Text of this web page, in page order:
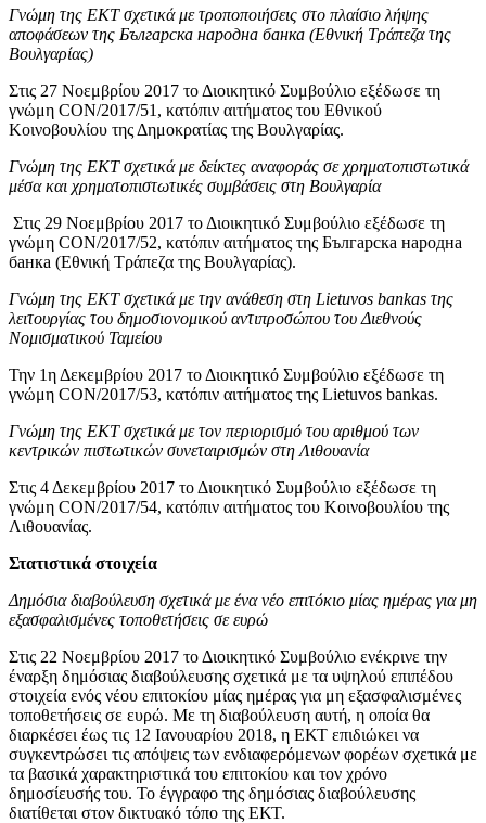
Γνώμη της ΕΚΤ σχετικά με τροποποιήσεις στο πλαίσιο λήψης
αποφάσεων της Българска народна банка (Εθνική Τράπεζα της
Βουλγαρίας)
Στις 27 Νοεμβρίου 2017 το Διοικητικό Συμβούλιο εξέδωσε τη
γνώμη CON/2017/51, κατόπιν αιτήματος του Εθνικού
Κοινοβουλίου της Δημοκρατίας της Βουλγαρίας.
Γνώμη της ΕΚΤ σχετικά με δείκτες αναφοράς σε χρηματοπιστωτικά
μέσα και χρηματοπιστωτικές συμβάσεις στη Βουλγαρία
Στις 29 Νοεμβρίου 2017 το Διοικητικό Συμβούλιο εξέδωσε τη
γνώμη CON/2017/52, κατόπιν αιτήματος της Българска народна
банка (Εθνική Τράπεζα της Βουλγαρίας).
Γνώμη της ΕΚΤ σχετικά με την ανάθεση στη Lietuvos bankas της
λειτουργίας του δημοσιονομικού αντιπροσώπου του Διεθνούς
Νομισματικού Ταμείου
Την 1η Δεκεμβρίου 2017 το Διοικητικό Συμβούλιο εξέδωσε τη
γνώμη CON/2017/53, κατόπιν αιτήματος της Lietuvos bankas.
Γνώμη της ΕΚΤ σχετικά με τον περιορισμό του αριθμού των
κεντρικών πιστωτικών συνεταιρισμών στη Λιθουανία
Στις 4 Δεκεμβρίου 2017 το Διοικητικό Συμβούλιο εξέδωσε τη
γνώμη CON/2017/54, κατόπιν αιτήματος του Κοινοβουλίου της
Λιθουανίας.
Στατιστικά στοιχεία
Δημόσια διαβούλευση σχετικά με ένα νέο επιτόκιο μίας ημέρας για μη
εξασφαλισμένες τοποθετήσεις σε ευρώ
Στις 22 Νοεμβρίου 2017 το Διοικητικό Συμβούλιο ενέκρινε την
έναρξη δημόσιας διαβούλευσης σχετικά με τα υψηλού επιπέδου
στοιχεία ενός νέου επιτοκίου μίας ημέρας για μη εξασφαλισμένες
τοποθετήσεις σε ευρώ. Με τη διαβούλευση αυτή, η οποία θα
διαρκέσει έως τις 12 Ιανουαρίου 2018, η ΕΚΤ επιδιώκει να
συγκεντρώσει τις απόψεις των ενδιαφερόμενων φορέων σχετικά με
τα βασικά χαρακτηριστικά του επιτοκίου και τον χρόνο
δημοσίευσής του. Το έγγραφο της δημόσιας διαβούλευσης
διατίθεται στον δικτυακό τόπο της ΕΚΤ.